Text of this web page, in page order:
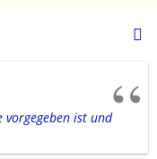
ist und